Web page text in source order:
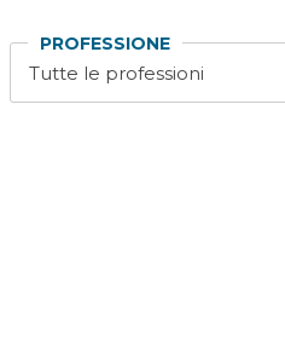
PROFESSIONE